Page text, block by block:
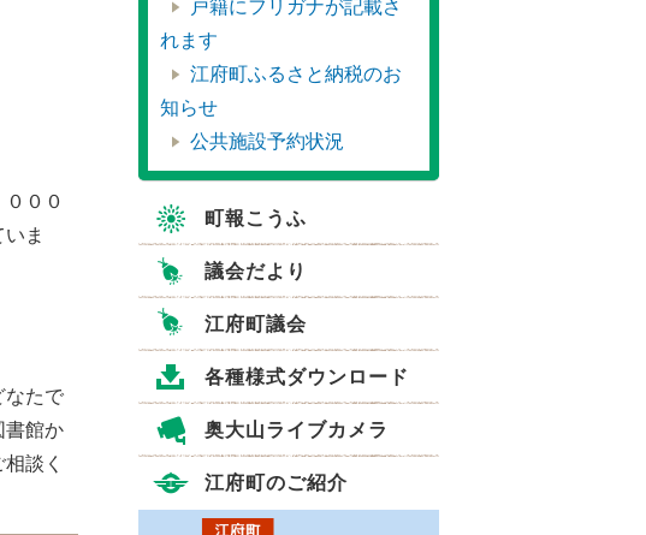
００
ま
なたで
書館か
談く
戸籍にフリガナが記載さ
れます
江府町ふるさと納税のお
知らせ
公共施設予約状況
町報こうふ
議会だより
江府町議会
各種様式ダウンロード
奥大山ライブカメラ
江府町のご紹介